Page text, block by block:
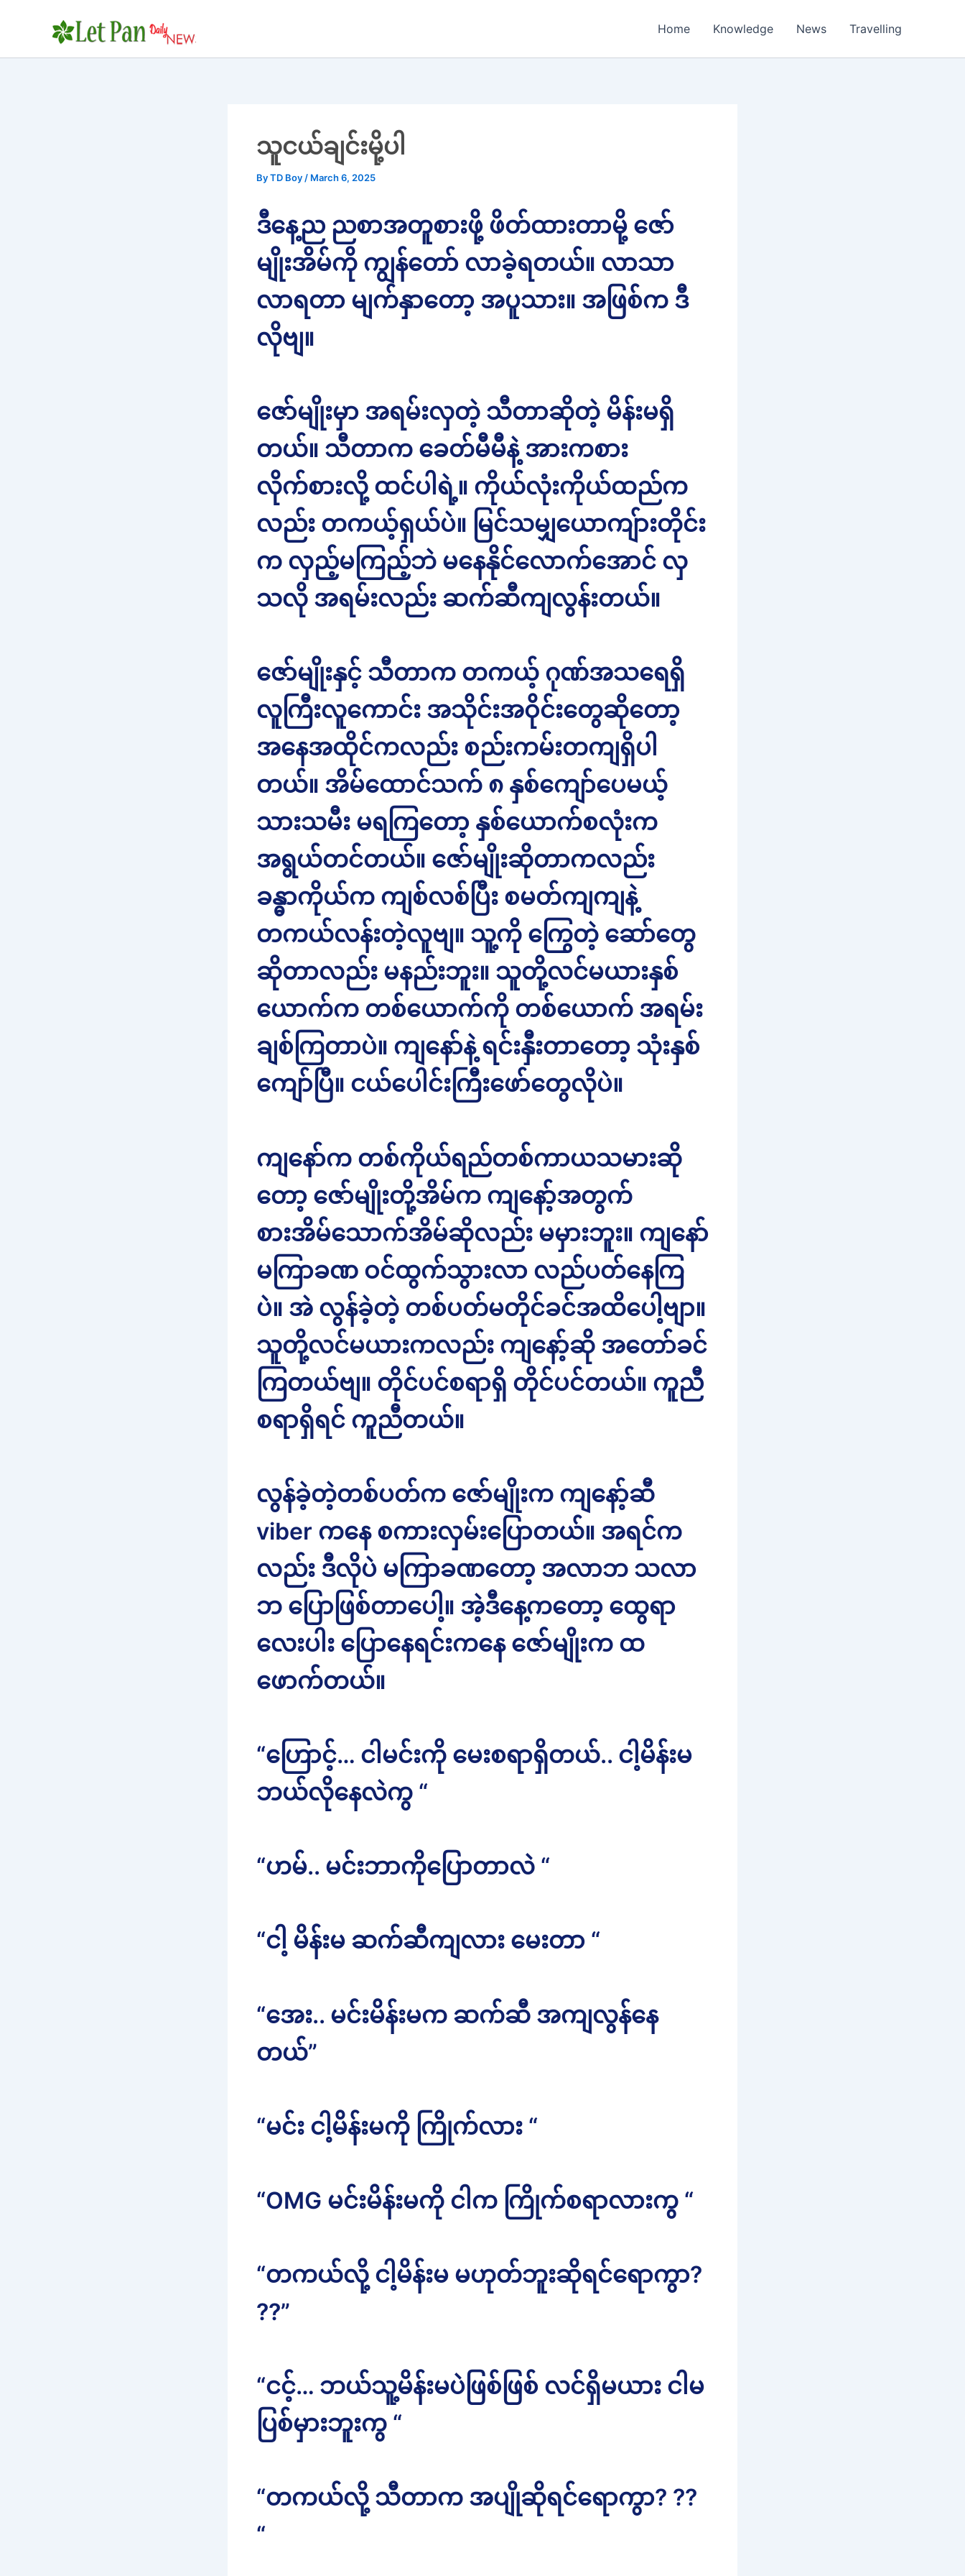
Home Knowledge News Travelling
သူငယ်ချင်းမို့ပါ
ByTD Boy / March 6, 2025
ဒီနေ့ည ညစာအတူစားဖို့ ဖိတ်ထားတာမို့ ဇော်
မျိုးအိမ်ကို ကျွန်တော် လာခဲ့ရတယ်။ လာသာ
လာရတာ မျက်နှာတော့ အပူသား။ အဖြစ်က ဒီ
လိုဗျ။
ဇော်မျိုးမှာ အရမ်းလှတဲ့ သီတာဆိုတဲ့ မိန်းမရှိ
တယ်။ သီတာက ခေတ်မီမီနဲ့ အားကစား
လိုက်စားလို့ ထင်ပါရဲ့။ ကိုယ်လုံးကိုယ်ထည်က
လည်း တကယ့်ရှယ်ပဲ။ မြင်သမျှယောကျ်ားတိုင်း
က လှည့်မကြည့်ဘဲ မနေနိုင်လောက်အောင် လှ
သလို အရမ်းလည်း ဆက်ဆီကျလွန်းတယ်။
ဇော်မျိုးနှင့် သီတာက တကယ့် ဂုဏ်အသရေရှိ
လူကြီးလူကောင်း အသိုင်းအဝိုင်းတွေဆိုတော့
အနေအထိုင်ကလည်း စည်းကမ်းတကျရှိပါ
တယ်။ အိမ်ထောင်သက် ၈ နှစ်ကျော်ပေမယ့်
သားသမီး မရကြတော့ နှစ်ယောက်စလုံးက
အရွယ်တင်တယ်။ ဇော်မျိုးဆိုတာကလည်း
ခန္ဓာကိုယ်က ကျစ်လစ်ပြီး စမတ်ကျကျနဲ့
တကယ်လန်းတဲ့လူဗျ။ သူ့ကို ကြွေတဲ့ ဆော်တွေ
ဆိုတာလည်း မနည်းဘူး။ သူတို့လင်မယားနှစ်
ယောက်က တစ်ယောက်ကို တစ်ယောက် အရမ်း
ချစ်ကြတာပဲ။ ကျနော်နဲ့ ရင်းနှီးတာတော့ သုံးနှစ်
ကျော်ပြီ။ ငယ်ပေါင်းကြီးဖော်တွေလိုပဲ။
ကျနော်က တစ်ကိုယ်ရည်တစ်ကာယသမားဆို
တော့ ဇော်မျိုးတို့အိမ်က ကျနော့်အတွက်
စားအိမ်သောက်အိမ်ဆိုလည်း မမှားဘူး။ ကျနော်
မကြာခဏ ဝင်ထွက်သွားလာ လည်ပတ်နေကြ
ပဲ။ အဲ လွန်ခဲ့တဲ့ တစ်ပတ်မတိုင်ခင်အထိပေါ့ဗျာ။
သူတို့လင်မယားကလည်း ကျနော့်ဆို အတော်ခင်
ကြတယ်ဗျ။ တိုင်ပင်စရာရှိ တိုင်ပင်တယ်။ ကူညီ
စရာရှိရင် ကူညီတယ်။
လွန်ခဲ့တဲ့တစ်ပတ်က ဇော်မျိုးက ကျနော့်ဆီ
viber ကနေ စကားလှမ်းပြောတယ်။ အရင်က
လည်း ဒီလိုပဲ မကြာခဏတော့ အလာဘ သလာ
ဘ ပြောဖြစ်တာပေါ့။ အဲ့ဒီနေ့ကတော့ ထွေရာ
လေးပါး ပြောနေရင်းကနေ ဇော်မျိုးက ထ
ဖောက်တယ်။
“ဟြောင့်… ငါမင်းကို မေးစရာရှိတယ်.. ငါ့မိန်းမ
ဘယ်လိုနေလဲကွ “
“ဟမ်.. မင်းဘာကိုပြောတာလဲ “
“ငါ့ မိန်းမ ဆက်ဆီကျလား မေးတာ “
“အေး.. မင်းမိန်းမက ဆက်ဆီ အကျလွန်နေ
တယ်”
“မင်း ငါ့မိန်းမကို ကြိုက်လား “
“OMG မင်းမိန်းမကို ငါက ကြိုက်စရာလားကွ “
“တကယ်လို့ ငါ့မိန်းမ မဟုတ်ဘူးဆိုရင်ရောကွာ?
??”
“ငင့်… ဘယ်သူ့မိန်းမပဲဖြစ်ဖြစ် လင်ရှိမယား ငါမ
ပြစ်မှားဘူးကွ “
“တကယ်လို့ သီတာက အပျိုဆိုရင်ရောကွာ? ??
“